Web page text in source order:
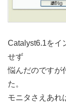
Catalyst6.1をイ
せず
悩んだのですが
た。
モニタさえあれ